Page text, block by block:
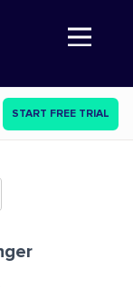
Abre a navegação
START FREE TRIAL